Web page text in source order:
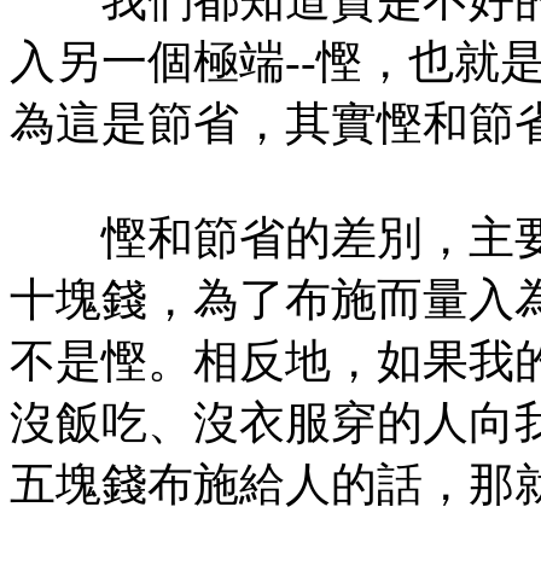
入另一個極端--慳，也就
為這是節省，其實慳和節
慳和節省的差別，主
十塊錢，為了布施而量入
不是慳。相反地，如果我
沒飯吃、沒衣服穿的人向
五塊錢布施給人的話，那